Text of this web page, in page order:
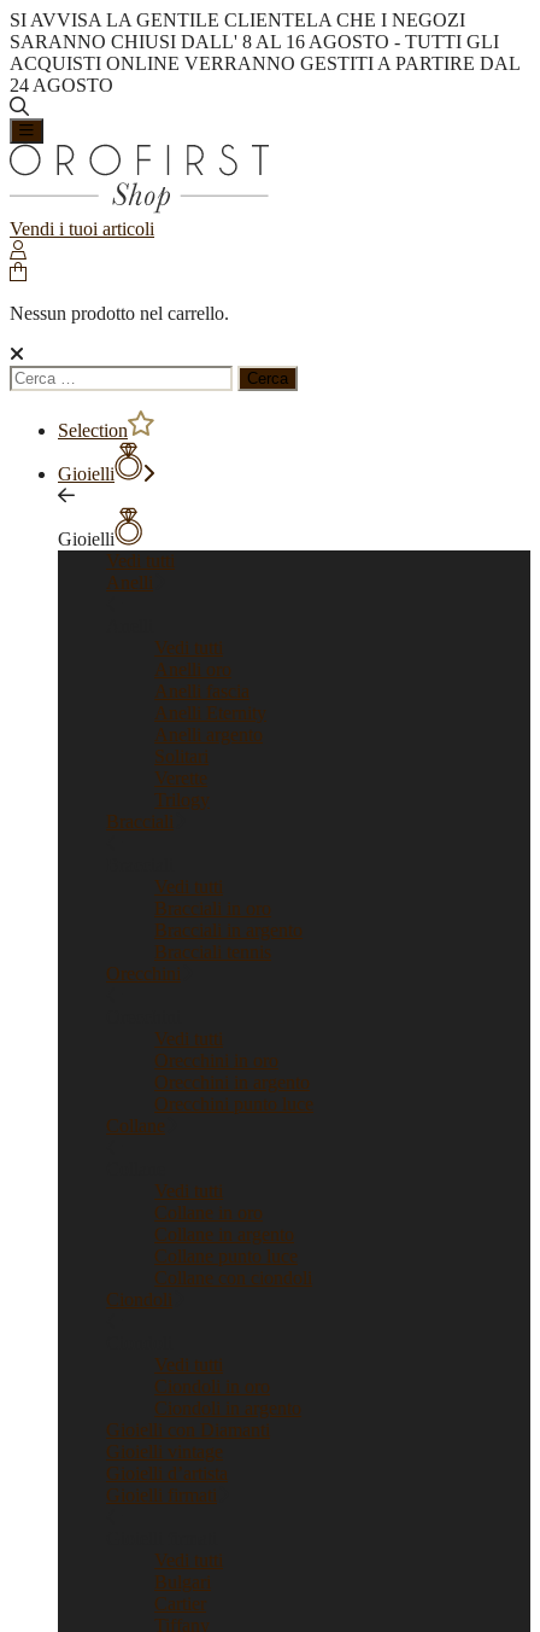
SI AVVISA LA GENTILE CLIENTELA CHE I NEGOZI
SARANNO CHIUSI DALL' 8 AL 16 AGOSTO - TUTTI GLI
ACQUISTI ONLINE VERRANNO GESTITI A PARTIRE DAL
24 AGOSTO
Vendi i tuoi articoli
Nessun prodotto nel carrello.
Ricerca
per:
Selection
Gioielli
Gioielli
Vedi tutti
Anelli
Vedi tutti
Anelli oro
Anelli fascia
Anelli Eternity
Anelli argento
Solitari
Verette
Trilogy
Bracciali
Vedi tutti
Bracciali in oro
Bracciali in argento
Bracciali tennis
Orecchini
Vedi tutti
Orecchini in oro
Orecchini in argento
Orecchini punto luce
Collane
Vedi tutti
Collane in oro
Collane in argento
Collane punto luce
Collane con ciondoli
Ciondoli
Vedi tutti
Ciondoli in oro
Ciondoli in argento
Gioielli con Diamanti
Gioielli vintage
Gioielli d’artista
Gioielli firmati
Vedi tutti
Bulgari
Cartier
Tiffany